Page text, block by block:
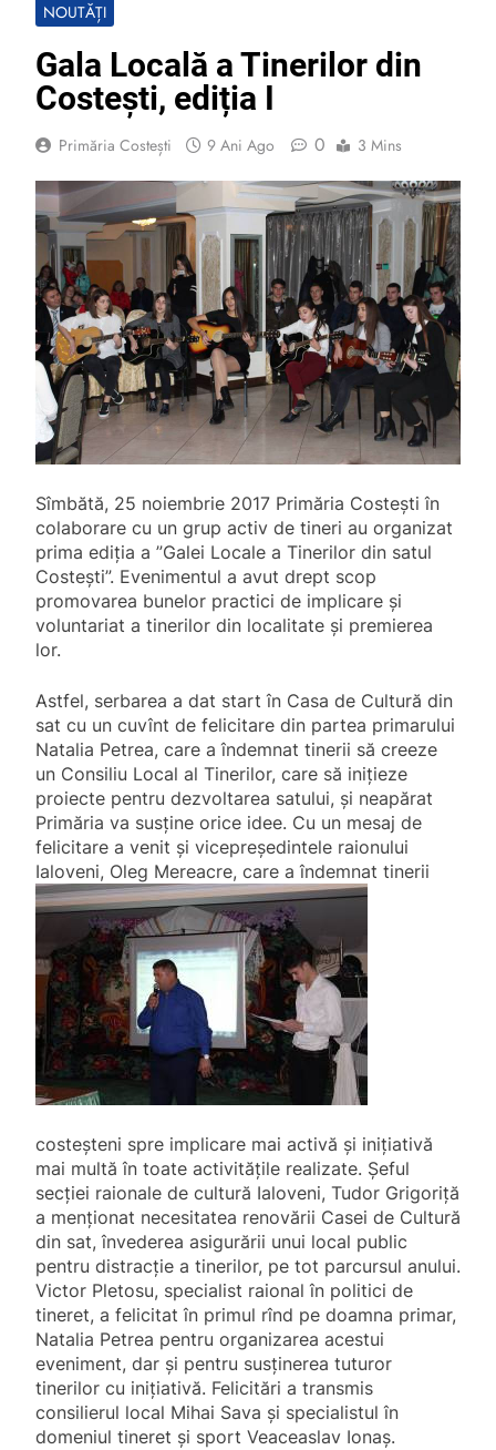
NOUTĂȚI
Gala Locală a Tinerilor din
Costești, ediția I
Primăria Costești 9 Ani Ago 0 3 Mins
Sîmbătă, 25 noiembrie 2017 Primăria Costești în
colaborare cu un grup activ de tineri au organizat
prima ediția a ”Galei Locale a Tinerilor din satul
Costești”. Evenimentul a avut drept scop
promovarea bunelor practici de implicare și
voluntariat a tinerilor din localitate și premierea
lor.
Astfel, serbarea a dat start în Casa de Cultură din
sat cu un cuvînt de felicitare din partea primarului
Natalia Petrea, care a îndemnat tinerii să creeze
un Consiliu Local al Tinerilor, care să inițieze
proiecte pentru dezvoltarea satului, și neapărat
Primăria va susține orice idee. Cu un mesaj de
felicitare a venit și vicepreședintele raionului
Ialoveni, Oleg Mereacre, care a îndemnat tinerii
costeșteni spre implicare mai activă și inițiativă
mai multă în toate activitățile realizate. Șeful
secției raionale de cultură Ialoveni, Tudor Grigoriță
a menționat necesitatea renovării Casei de Cultură
din sat, învederea asigurării unui local public
pentru distracție a tinerilor, pe tot parcursul anului.
Victor Pletosu, specialist raional în politici de
tineret, a felicitat în primul rînd pe doamna primar,
Natalia Petrea pentru organizarea acestui
eveniment, dar și pentru susținerea tuturor
tinerilor cu inițiativă. Felicitări a transmis
consilierul local Mihai Sava și specialistul în
domeniul tineret și sport Veaceaslav Ionaș.